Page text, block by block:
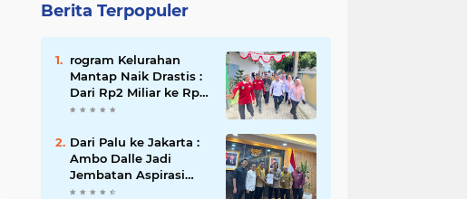
Berita Terpopuler
rogram Kelurahan
Mantap Naik Drastis :
Dari Rp2 Miliar ke Rp5
Miliar, Tiap Kelurahan
Juta
Dari Palu ke Jakarta :
Ambo Dalle Jadi
Jembatan Aspirasi
Mahasiswa untuk Presiden